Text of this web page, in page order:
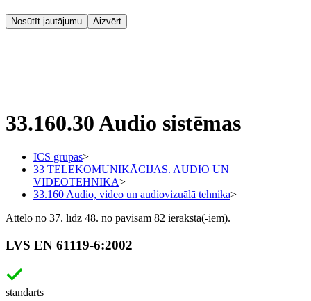
Nosūtīt jautājumu Aizvērt
33.160.30 Audio sistēmas
ICS grupas>
33 TELEKOMUNIKĀCIJAS. AUDIO UN
VIDEOTEHNIKA>
33.160 Audio, video un audiovizuālā tehnika>
Attēlo no 37. līdz 48. no pavisam 82 ieraksta(-iem).
LVS EN 61119-6:2002
standarts